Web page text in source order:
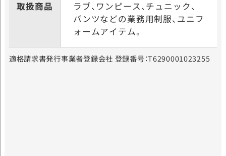
取扱商品
ラブ、ワンピース、チュニック、
パンツなどの業務用制服、ユニフ
ォームアイテム。
適格請求書発行事業者登録会社 登録番号：T6290001023255